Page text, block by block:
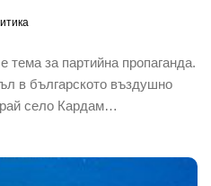
тема за партийна пропаганда.
в българското въздушно
село Кардам…